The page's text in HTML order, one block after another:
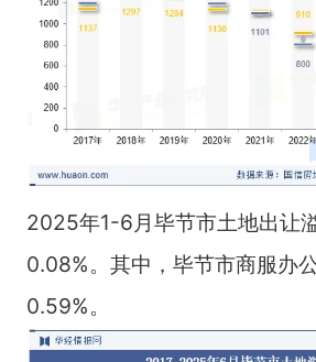
2025年1-6月毕节市土地出让
0.08%。其中，毕节市商服办
0.59%。